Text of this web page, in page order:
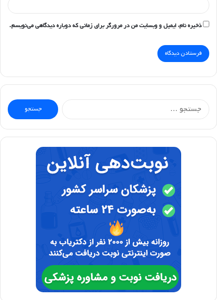
ذخیره نام، ایمیل و وبسایت من در مرورگر برای زمانی که دوباره دیدگاهی می‌نویسم.
جستجو
برای: